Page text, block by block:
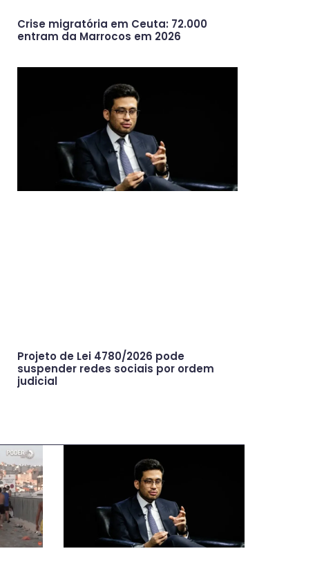
Crise migratória em Ceuta: 72.000
entram da Marrocos em 2026
Projeto de Lei 4780/2026 pode
suspender redes sociais por ordem
judicial